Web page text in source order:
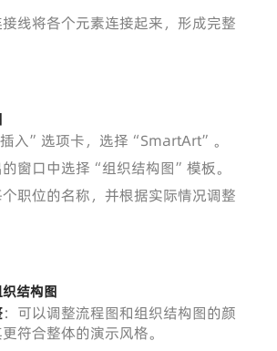
接线将各个元素连接起来，形成完整
入”选项卡，选择“SmartArt”。
的窗口中选择“组织结构图”模板。
个职位的名称，并根据实际情况调整
结构图
：可以调整流程图和组织结构图的颜
符合整体的演示风格。